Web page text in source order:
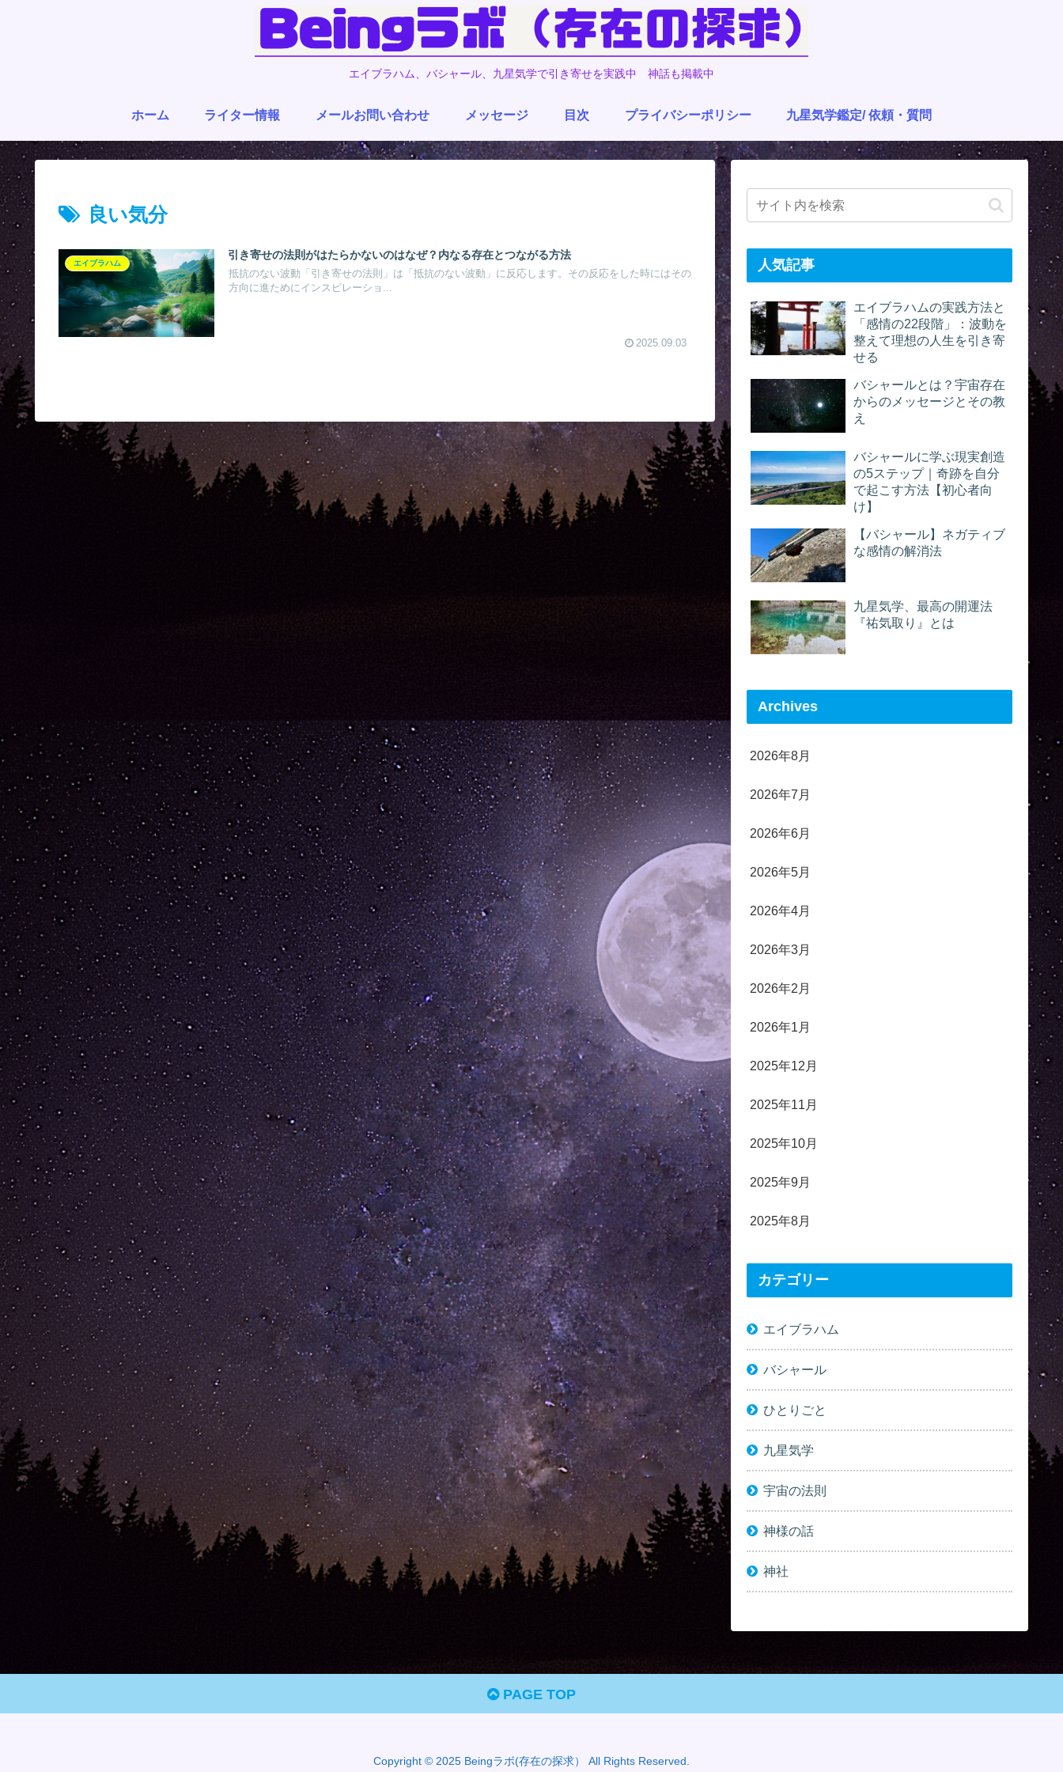
エイブラハム、バシャール、九星気学で引き寄せを実践中 神話も掲載中
ホーム ライター情報 メールお問い合わせ メッセージ 目次 プライバシーポリシー 九星気学鑑定/ 依頼・質問
良い気分
エイブラハム
引き寄せの法則がはたらかないのはなぜ？内なる存在とつながる方法
抵抗のない波動「引き寄せの法則」は「抵抗のない波動」に反応します。その反応をした時にはその
方向に進ためにインスピレーショ...
2025.09.03
人気記事
エイブラハムの実践方法と
「感情の22段階」：波動を
整えて理想の人生を引き寄
せる
バシャールとは？宇宙存在
からのメッセージとその教
え
バシャールに学ぶ現実創造
の5ステップ｜奇跡を自分
で起こす方法【初心者向
け】
【バシャール】ネガティブ
な感情の解消法
九星気学、最高の開運法
『祐気取り』とは
Archives
2026年8月
2026年7月
2026年6月
2026年5月
2026年4月
2026年3月
2026年2月
2026年1月
2025年12月
2025年11月
2025年10月
2025年9月
2025年8月
カテゴリー
エイブラハム
バシャール
ひとりごと
九星気学
宇宙の法則
神様の話
神社
PAGE TOP
Copyright © 2025 Beingラボ(存在の探求） All Rights Reserved.